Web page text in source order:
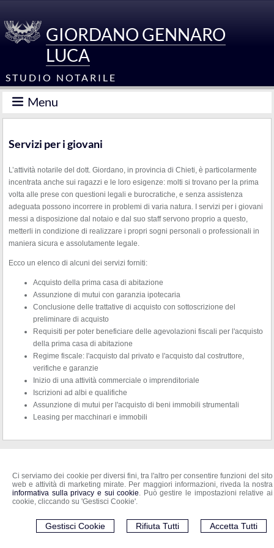
Ci serviamo dei cookie per diversi fini, tra l'altro per consentire funzioni del sito
web e attività di marketing mirate. Per maggiori informazioni, riveda la nostra
informativa sulla privacy e sui cookie. Può gestire le impostazioni relative ai
cookie, cliccando su 'Gestisci Cookie'.
Accetta Tutti
Rifiuta Tutti
Gestisci Cookie
GIORDANO GENNARO
LUCA
STUDIO NOTARILE
Menu
Servizi per i giovani
L’attività notarile del dott. Giordano, in provincia di Chieti, è particolarmente
incentrata anche sui ragazzi e le loro esigenze: molti si trovano per la prima
volta alle prese con questioni legali e burocratiche, e senza assistenza
adeguata possono incorrere in problemi di varia natura. I servizi per i giovani
messi a disposizione dal notaio e dal suo staff servono proprio a questo,
metterli in condizione di realizzare i propri sogni personali o professionali in
maniera sicura e assolutamente legale.
Ecco un elenco di alcuni dei servizi forniti:
Acquisto della prima casa di abitazione
Assunzione di mutui con garanzia ipotecaria
Conclusione delle trattative di acquisto con sottoscrizione del
preliminare di acquisto
Requisiti per poter beneficiare delle agevolazioni fiscali per l'acquisto
della prima casa di abitazione
Regime fiscale: l'acquisto dal privato e l'acquisto dal costruttore,
verifiche e garanzie
Inizio di una attività commerciale o imprenditoriale
Iscrizioni ad albi e qualifiche
Assunzione di mutui per l'acquisto di beni immobili strumentali
Leasing per macchinari e immobili
Sede di Miglianico - Sede di Francavilla al Mare (CH)
Tel:0871 950382 -Fax:0871 950859
Email:glgiordano@notariato.it
© 2026 Copyright Notaio Giordano Gennaro Luca . Tutti i diritti riservati | P.IVA